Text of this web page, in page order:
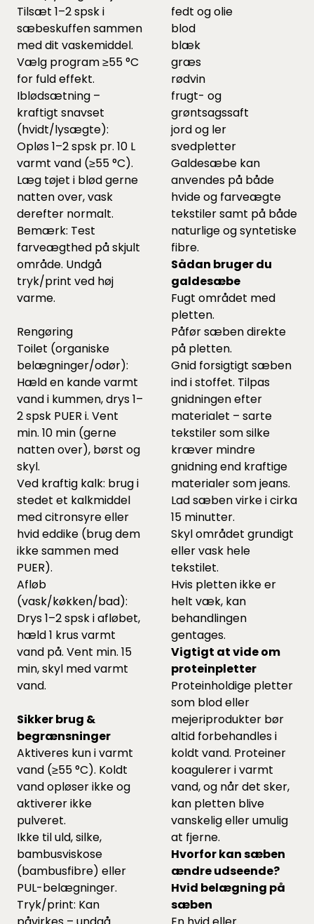
Tilsæt 1–2 spsk i
sæbeskuffen sammen
med dit vaskemiddel.
Vælg program ≥55 °C
for fuld effekt.
Iblødsætning –
kraftigt snavset
(hvidt/lysægte):
Opløs 1–2 spsk pr. 10 L
varmt vand (≥55 °C).
Læg tøjet i blød gerne
natten over, vask
derefter normalt.
Bemærk: Test
farveægthed på skjult
område. Undgå
tryk/print ved høj
varme.
Rengøring
Toilet (organiske
belægninger/odør):
Hæld en kande varmt
vand i kummen, drys 1–
2 spsk PUER i. Vent
min. 10 min (gerne
natten over), børst og
skyl.
Ved kraftig kalk: brug i
stedet et kalkmiddel
med citronsyre eller
hvid eddike (brug dem
ikke sammen med
PUER).
Afløb
(vask/køkken/bad):
Drys 1–2 spsk i afløbet,
hæld 1 krus varmt
vand på. Vent min. 15
min, skyl med varmt
vand.
Sikker brug &
begrænsninger
Aktiveres kun i varmt
vand (≥55 °C). Koldt
vand opløser ikke og
aktiverer ikke
pulveret.
Ikke til uld, silke,
bambusviskose
(bambusfibre) eller
PUL-belægninger.
Tryk/print: Kan
fedt og olie
blod
blæk
græs
rødvin
frugt- og
grøntsagssaft
jord og ler
svedpletter
Galdesæbe kan
anvendes på både
hvide og farveægte
tekstiler samt på både
naturlige og syntetiske
fibre.
Sådan bruger du
galdesæbe
Fugt området med
pletten.
Påfør sæben direkte
på pletten.
Gnid forsigtigt sæben
ind i stoffet. Tilpas
gnidningen efter
materialet – sarte
tekstiler som silke
kræver mindre
gnidning end kraftige
materialer som jeans.
Lad sæben virke i cirka
15 minutter.
Skyl området grundigt
eller vask hele
tekstilet.
Hvis pletten ikke er
helt væk, kan
behandlingen
gentages.
Vigtigt at vide om
proteinpletter
Proteinholdige pletter
som blod eller
mejeriprodukter bør
altid forbehandles i
koldt vand. Proteiner
koagulerer i varmt
vand, og når det sker,
kan pletten blive
vanskelig eller umulig
at fjerne.
Hvorfor kan sæben
ændre udseende?
Hvid belægning på
sæben